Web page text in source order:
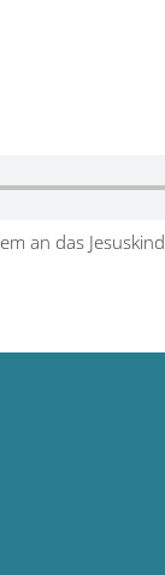
an das Jesuskind